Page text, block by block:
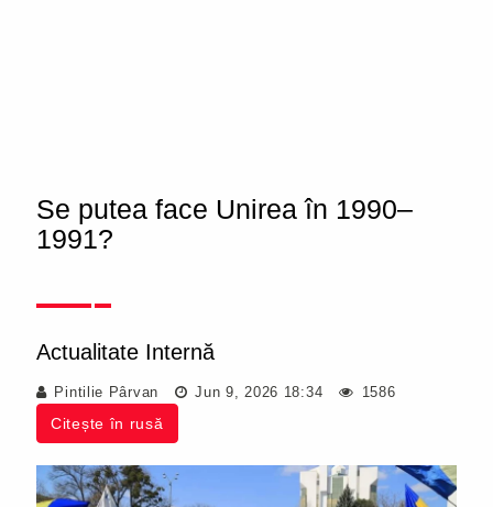
Se putea face Unirea în 1990–
1991?
Actualitate Internă
Pintilie Pârvan Jun 9, 2026 18:34 1586
Citește în rusă